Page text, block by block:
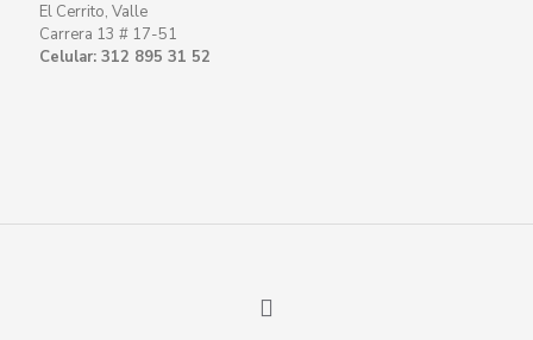
El Cerrito, Valle
Carrera 13 # 17-51
Celular: 312 895 31 52